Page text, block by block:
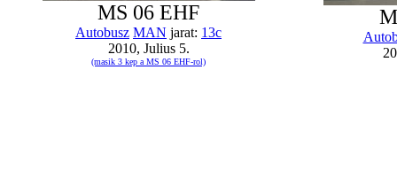
MS 06 EHF
Autobusz MAN jarat: 13c
2010, Julius 5.
(masik 3 kep a MS 06 EHF-rol)